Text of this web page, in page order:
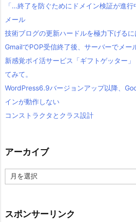
「…終了を防ぐためにドメイン検証が進
メール
技術ブログの更新ハードルを極力下げるに
GmailでPOP受信終了後、サーバーでメー
新感覚ポイ活サービス「ギフトゲッター」
てみて。
WordPress6.9バージョンアップ以降、
インが動作しない
コンストラクタとクラス設計
アーカイブ
ー
ブ
スポンサーリンク